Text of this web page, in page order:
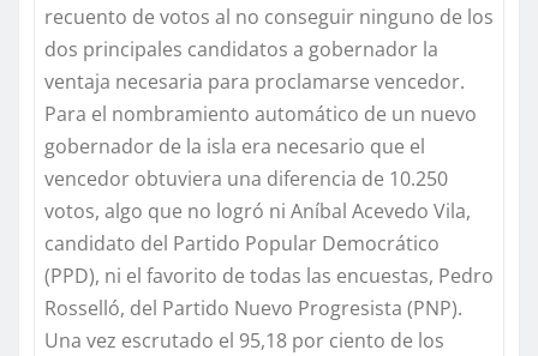
recuento de votos al no conseguir ninguno de los
dos principales candidatos a gobernador la
ventaja necesaria para proclamarse vencedor.
Para el nombramiento automático de un nuevo
gobernador de la isla era necesario que el
vencedor obtuviera una diferencia de 10.250
votos, algo que no logró ni Aníbal Acevedo Vila,
candidato del Partido Popular Democrático
(PPD), ni el favorito de todas las encuestas, Pedro
Rosselló, del Partido Nuevo Progresista (PNP).
Una vez escrutado el 95,18 por ciento de los